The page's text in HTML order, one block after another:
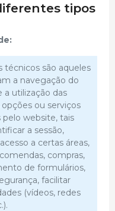
tipos
técnicos são aqueles
a navegação do
a utilização das
ou serviços
pelo website, tais
a sessão,
a certas áreas,
compras,
de formulários,
facilitar
(vídeos, redes